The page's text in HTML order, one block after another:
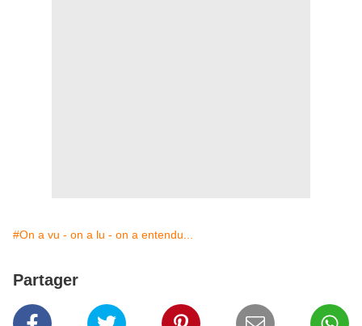
#On a vu - on a lu - on a entendu...
Partager